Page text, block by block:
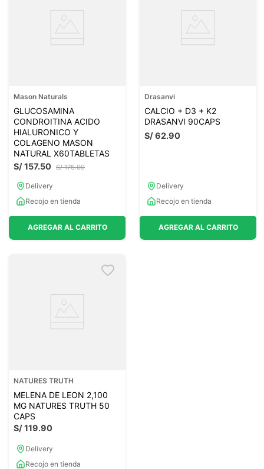
Mason Naturals
GLUCOSAMINA
CONDROITINA ACIDO
HIALURONICO Y
COLAGENO MASON
NATURAL X60TABLETAS
S/ 175.00
S/157.50
Delivery
Recojo en tienda
AGREGAR AL CARRITO
Drasanvi
CALCIO + D3 + K2
DRASANVI 90CAPS
S/62.90
Delivery
Recojo en tienda
AGREGAR AL CARRITO
NATURES TRUTH
MELENA DE LEON 2,100
MG NATURES TRUTH 50
CAPS
S/119.90
Delivery
Recojo en tienda